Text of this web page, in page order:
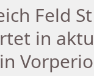
Feld
in